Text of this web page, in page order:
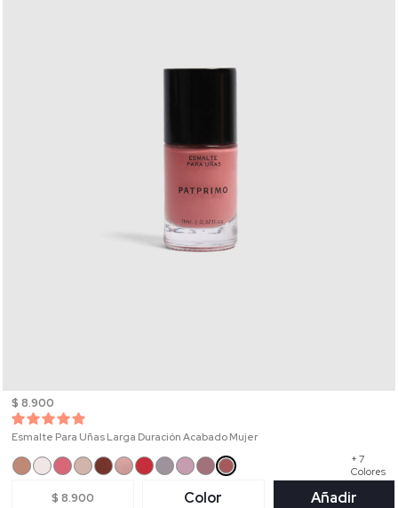
$ 8.900
Esmalte Para Uñas Larga Duración Acabado Mujer
+ 7
Colores
$ 8.900 Color Añadir